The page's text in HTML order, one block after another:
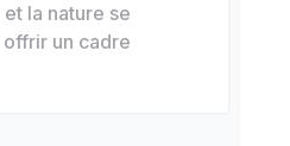
la nature se
un cadre